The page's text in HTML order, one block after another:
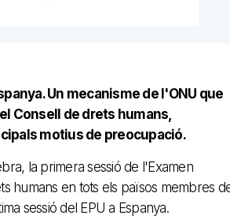
Un mecanisme de l'ONU que
Consell de drets humans,
motius de preocupació.
la primera sessió de l'Examen
humans en tots els països membres
sessió del EPU a Espanya.